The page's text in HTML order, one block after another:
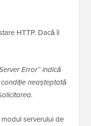
HTTP. Dacă îl
Error” indică
neașteptată
serverului de